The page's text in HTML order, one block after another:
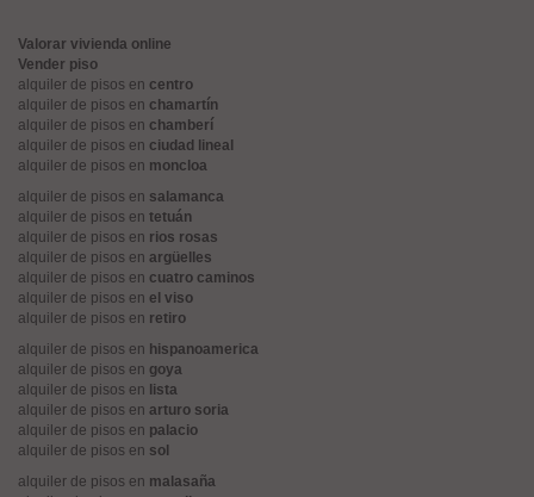
Valorar vivienda online
Vender piso
alquiler de pisos en centro
alquiler de pisos en chamartín
alquiler de pisos en chamberí
alquiler de pisos en ciudad lineal
alquiler de pisos en moncloa
alquiler de pisos en salamanca
alquiler de pisos en tetuán
alquiler de pisos en rios rosas
alquiler de pisos en argüelles
alquiler de pisos en cuatro caminos
alquiler de pisos en el viso
alquiler de pisos en retiro
alquiler de pisos en hispanoamerica
alquiler de pisos en goya
alquiler de pisos en lista
alquiler de pisos en arturo soria
alquiler de pisos en palacio
alquiler de pisos en sol
alquiler de pisos en malasaña